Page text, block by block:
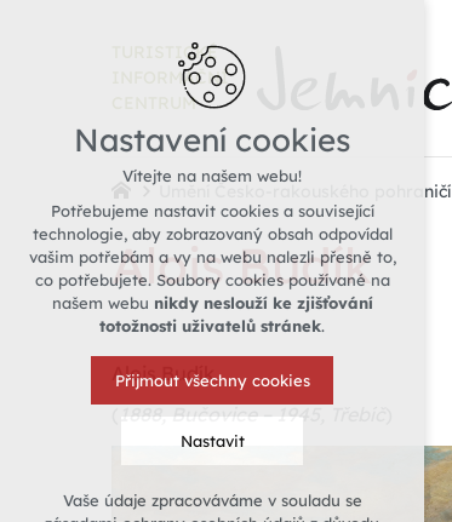
TURISTICKÉ
INFORMAČNÍ
CENTRUM
Umění Česko-rakouského pohraničí
Alois Budík
Alois Budík
1888, Bučovice – 1945, Třebíč
Nastavení cookies
Vítejte na našem webu!
Potřebujeme nastavit cookies a související
technologie, aby zobrazovaný obsah odpovídal
vašim potřebám a vy na webu nalezli přesně to,
co potřebujete. Soubory cookies používané na
našem webu nikdy neslouží ke zjišťování
totožnosti uživatelů stránek.
Přijmout všechny cookies
Nastavit
Technická cookies
Vaše údaje zpracováváme v souladu se